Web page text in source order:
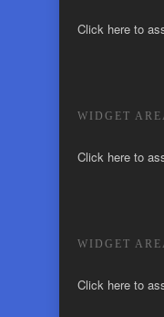
Click here to
WIDGET
Click here to
WIDGET
Click here to